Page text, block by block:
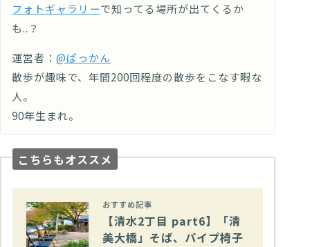
フォトギャラリーで知ってる場所が出てくるか
も..？
運営者： @ぱっかん
散歩が趣味で、年間200回程度の散歩をこなす暇な
人。
90年生まれ。
こちらもオススメ
おすすめ記事
【清水2丁目 part6】「清
美大橋」そば、パイプ椅子